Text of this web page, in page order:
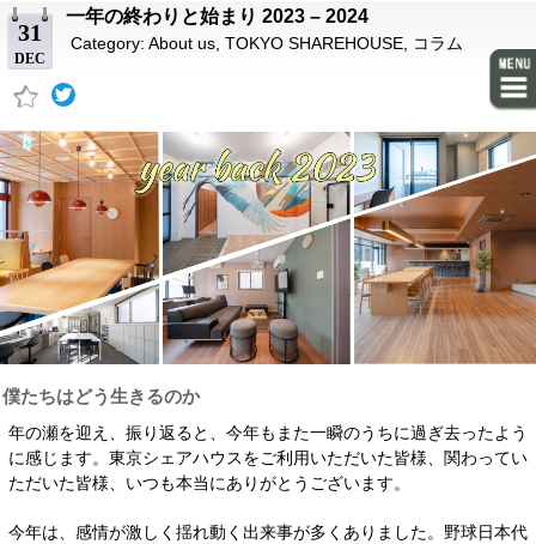
31
DEC
一年の終わりと始まり 2023 – 2024
Category: About us TOKYO SHAREHOUSE コラム
僕たちはどう生きるのか
年の瀬を迎え、振り返ると、今年もまた一瞬のうちに過ぎ去ったよう
に感じます。東京シェアハウスをご利用いただいた皆様、関わってい
ただいた皆様、いつも本当にありがとうございます。
今年は、感情が激しく揺れ動く出来事が多くありました。野球日本代